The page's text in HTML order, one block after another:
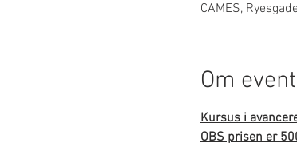
CAMES,
Om
Kursus i
OBS prisen er